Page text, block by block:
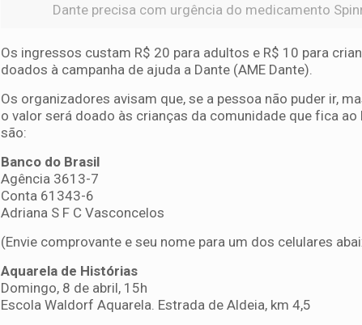
Dante precisa com urgência do medicamento
Os ingressos custam R$ 20 para adultos e R$ 10 para
doados à campanha de ajuda a Dante (AME Dante).
Os organizadores avisam que, se a pessoa não puder ir,
o valor será doado às crianças da comunidade que fica
são:
Banco do Brasil
Agência 3613-7
Conta 61343-6
Adriana S F C Vasconcelos
(Envie comprovante e seu nome para um dos celulares
Aquarela de Histórias
Domingo, 8 de abril, 15h
Escola Waldorf Aquarela. Estrada de Aldeia, km 4,5